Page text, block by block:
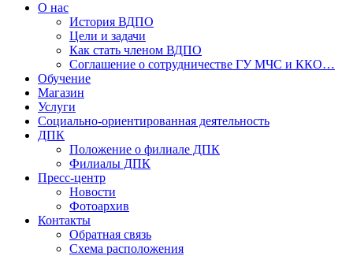
О нас
История ВДПО
Цели и задачи
Как стать членом ВДПО
Соглашение о сотрудничестве ГУ МЧС и ККО…
Обучение
Магазин
Услуги
Социально-ориентированная деятельность
ДПК
Положение о филиале ДПК
Филиалы ДПК
Пресс-центр
Новости
Фотоархив
Контакты
Обратная связь
Схема расположения